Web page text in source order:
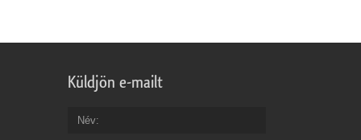
Küldjön e-mailt
Név